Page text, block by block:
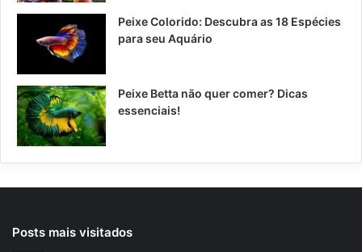
Peixe Colorido: Descubra as 18 Espécies
para seu Aquário
Peixe Betta não quer comer? Dicas
essenciais!
Posts mais visitados